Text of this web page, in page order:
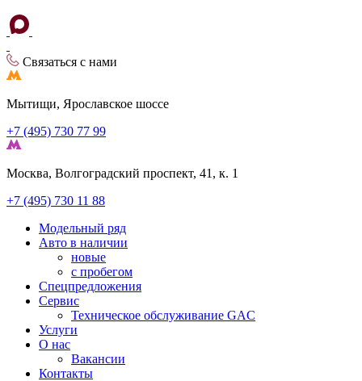
Связаться с нами
Мытищи, Ярославское шоссе
+7 (495) 730 77 99
Москва, Волгоградский проспект, 41, к. 1
+7 (495) 730 11 88
Модельный ряд
Авто в наличии
новые
с пробегом
Спецпредложения
Сервис
Техническое обслуживание GAC
Услуги
О нас
Вакансии
Контакты